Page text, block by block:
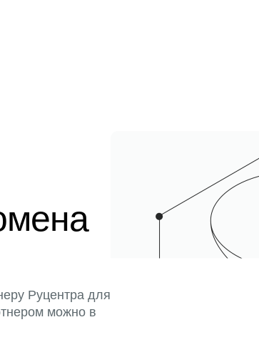
Руцентра для
можно в